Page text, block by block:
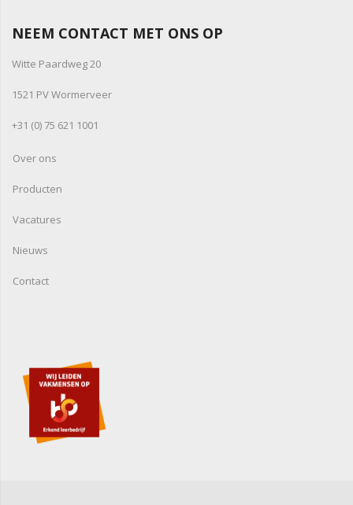
NEEM CONTACT MET ONS OP
Witte Paardweg 20
1521 PV Wormerveer
+31 (0) 75 621 1001
Over ons
Producten
Vacatures
Nieuws
Contact